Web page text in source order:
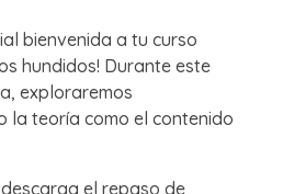
bienvenida a tu curso
hundidos! Durante este
exploraremos
la teoría como el contenido
el repaso de